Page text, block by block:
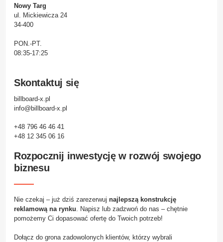
Nowy Targ
ul. Mickiewicza 24
34-400
PON.-PT.
08:35-17:25
Skontaktuj się
billboard-x.pl
info@billboard-x.pl
+48 796 46 46 41
+48 12 345 06 16
Rozpocznij inwestycję w rozwój swojego
biznesu
Nie czekaj – już dziś zarezerwuj najlepszą konstrukcję
reklamową na rynku. Napisz lub zadzwoń do nas – chętnie
pomożemy Ci dopasować ofertę do Twoich potrzeb!
Dołącz do grona zadowolonych klientów, którzy wybrali